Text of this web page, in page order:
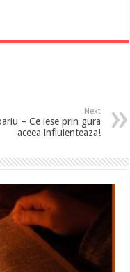
Next
– Ce iese prin gura
aceea influienteaza!